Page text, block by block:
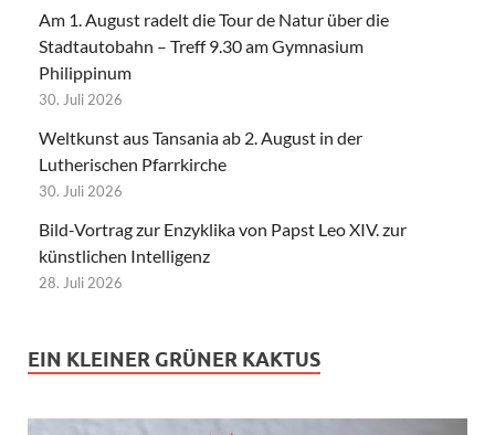
Am 1. August radelt die Tour de Natur über die
Stadtautobahn – Treff 9.30 am Gymnasium
Philippinum
30. Juli 2026
Weltkunst aus Tansania ab 2. August in der
Lutherischen Pfarrkirche
30. Juli 2026
Bild-Vortrag zur Enzyklika von Papst Leo XIV. zur
künstlichen Intelligenz
28. Juli 2026
EIN KLEINER GRÜNER KAKTUS